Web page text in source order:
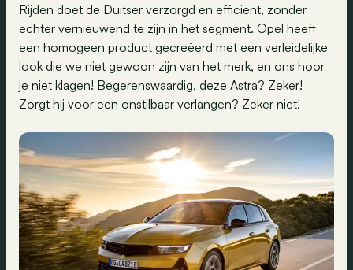
Rijden doet de Duitser verzorgd en efficiënt, zonder
echter vernieuwend te zijn in het segment. Opel heeft
een homogeen product gecreëerd met een verleidelijke
look die we niet gewoon zijn van het merk, en ons hoor
je niet klagen! Begerenswaardig, deze Astra? Zeker!
Zorgt hij voor een onstilbaar verlangen? Zeker niet!